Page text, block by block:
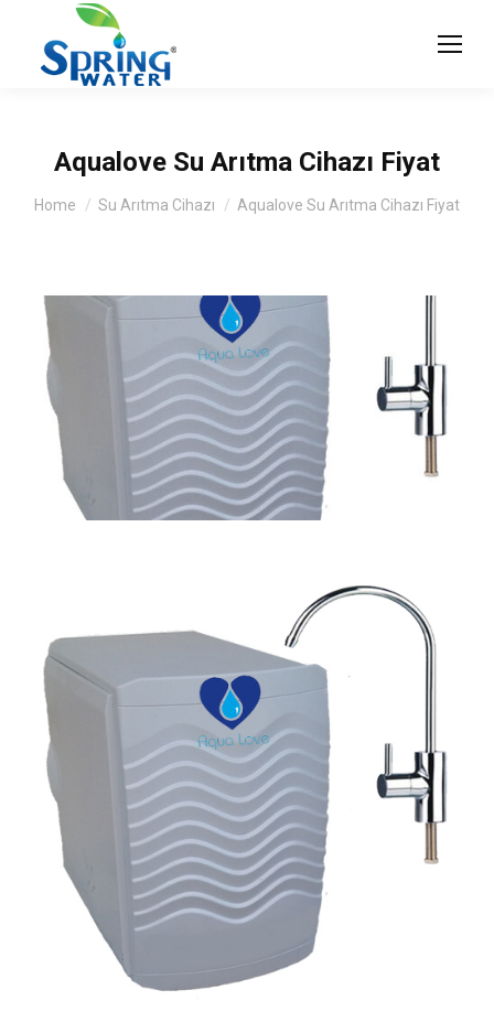
Aqualove Su Arıtma Cihazı Fiyat
You are here:
Home Su Arıtma Cihazı Aqualove Su Arıtma Cihazı Fiyat